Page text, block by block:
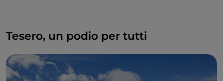
Tesero, un podio per tutti